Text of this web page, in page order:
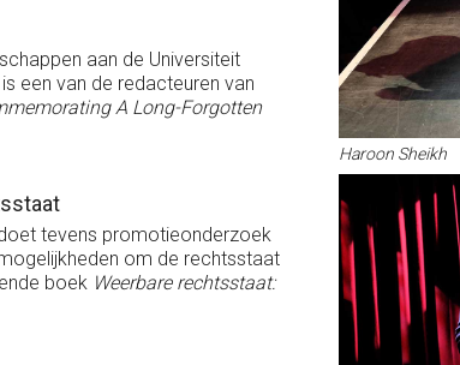
aan de Universiteit
een van de redacteuren van
A Long-Forgotten
tevens promotieonderzoek
om de rechtsstaat
boek Weerbare rechtsstaat:
Haroon Sheikh